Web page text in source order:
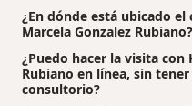
¿En dónde está ubicado
Marcela Gonzalez Rubiano?
¿Puedo hacer la visita con
Rubiano en línea, sin
consultorio?